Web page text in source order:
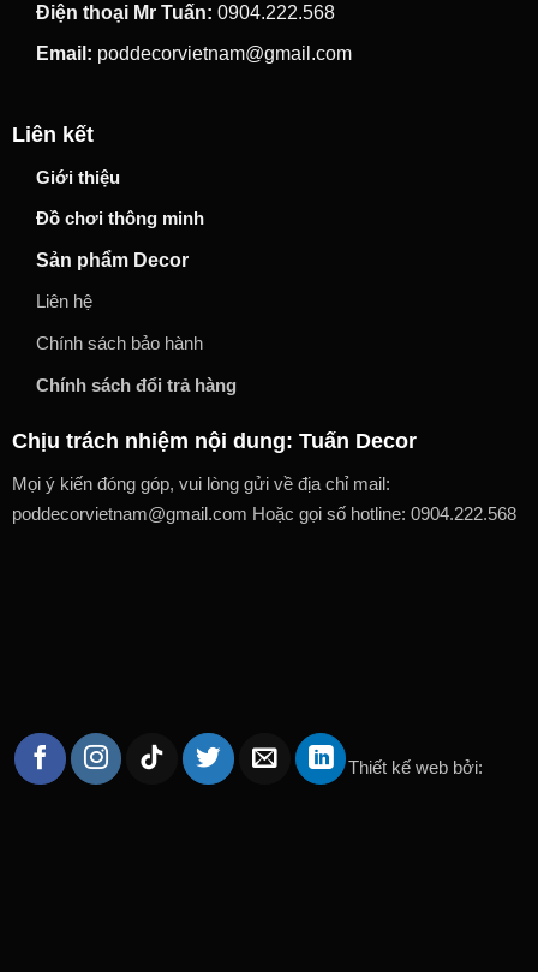
Điện thoại Mr Tuấn: 0904.222.568
Email: poddecorvietnam@gmail.com
Liên kết
Giới thiệu
Đồ chơi thông minh
Sản phẩm Decor
Liên hệ
Chính sách bảo hành
Chính sách đổi trả hàng
Chịu trách nhiệm nội dung: Tuấn Decor
Mọi ý kiến đóng góp, vui lòng gửi về địa chỉ mail:
poddecorvietnam@gmail.com Hoặc gọi số hotline: 0904.222.568
Thiết kế web bởi: